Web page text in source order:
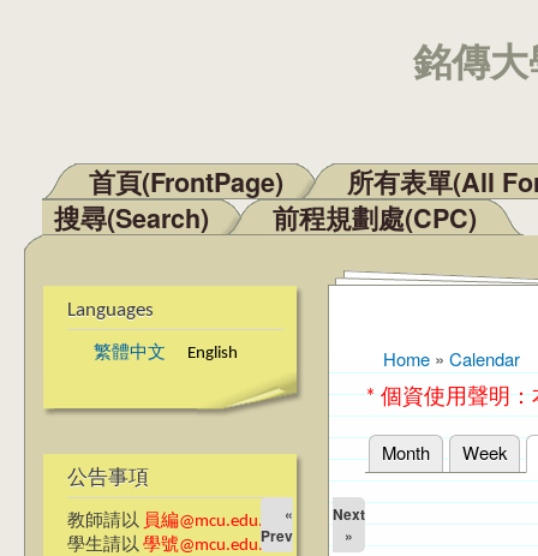
銘傳
Main menu
首頁(FrontPage)
所有表單(All
搜尋(Search)
前程規劃處(CPC)
Languages
繁體中文 English
公告事項
教師請以 員編@mcu.edu.tw
學生請以 學號@mcu.edu.tw
You are here
Home » Calendar
* 個資使用聲明
Primary tabs
Month Week
«
Prev
Next
»